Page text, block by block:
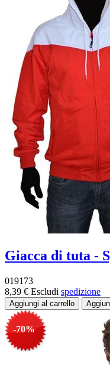
Giacca di tuta -
019173
8,39 € Escludi spedizione
-70%